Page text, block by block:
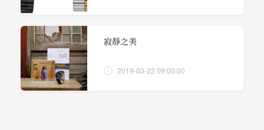
寂靜之美
2019-03-22 09:00:00